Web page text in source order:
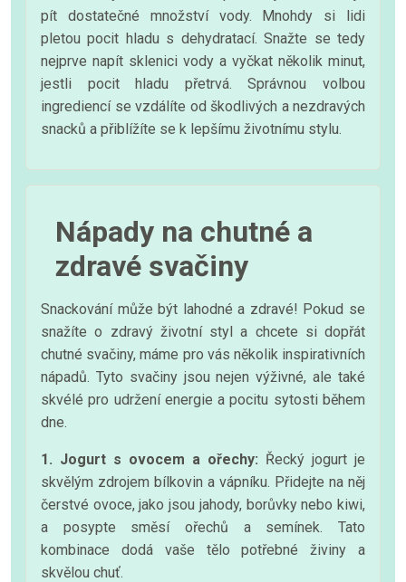
pít dostatečné množství vody. Mnohdy si lidi
pletou pocit hladu s dehydratací. Snažte se tedy
nejprve napít sklenici vody a vyčkat několik minut,
jestli pocit hladu přetrvá. Správnou volbou
ingrediencí se vzdálíte od škodlivých a nezdravých
snacků a přiblížíte se k lepšímu životnímu stylu.
Nápady na chutné a
zdravé svačiny
Snackování může být lahodné a zdravé! Pokud se
snažíte o zdravý životní styl a chcete si dopřát
chutné svačiny, máme pro vás několik inspirativních
nápadů. Tyto svačiny jsou nejen výživné, ale také
skvélé pro udržení energie a pocitu sytosti během
dne.
1. Jogurt s ovocem a ořechy: Řecký jogurt je
skvělým zdrojem bílkovin a vápníku. Přidejte na něj
čerstvé ovoce, jako jsou jahody, borůvky nebo kiwi,
a posypte směsí ořechů a semínek. Tato
kombinace dodá vaše tělo potřebné živiny a
skvělou chuť.